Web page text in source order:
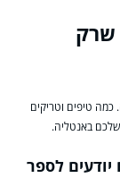
7 דברים שרק
כמה טיפים וטריקים
באנטליה.